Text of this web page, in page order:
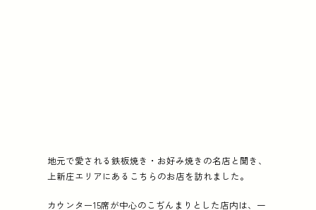
地元で愛される鉄板焼き・お好み焼きの名店と聞き、
上新庄エリアにあるこちらのお店を訪れました。
カウンター15席が中心のこぢんまりとした店内は、一